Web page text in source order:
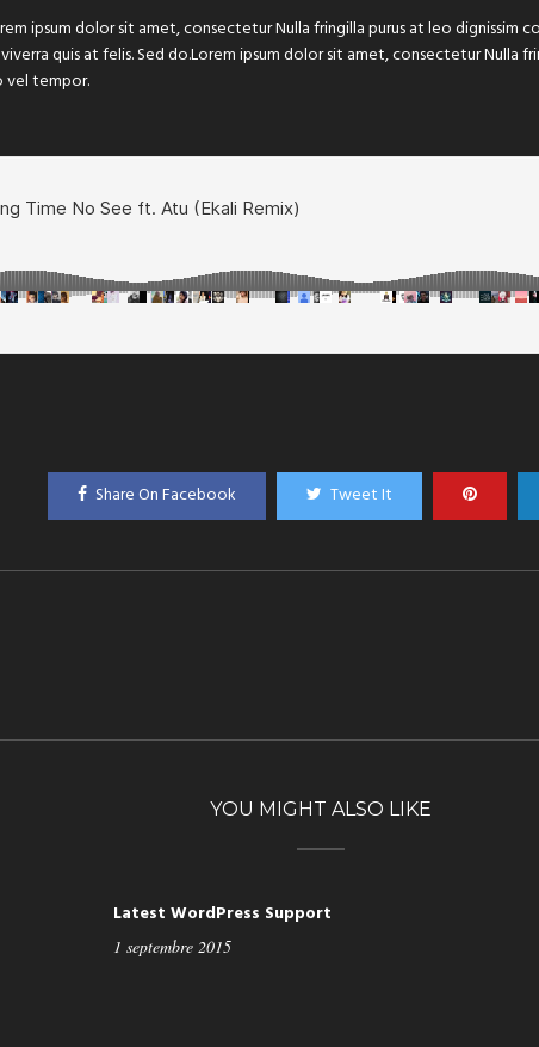
ipsum dolor sit amet, consectetur Nulla fringilla purus at leo dignissim
quis at felis. Sed do.Lorem ipsum dolor sit amet, consectetur
vel tempor.
Share On Facebook Tweet It
YOU MIGHT ALSO LIKE
Latest WordPress Support
1 septembre 2015